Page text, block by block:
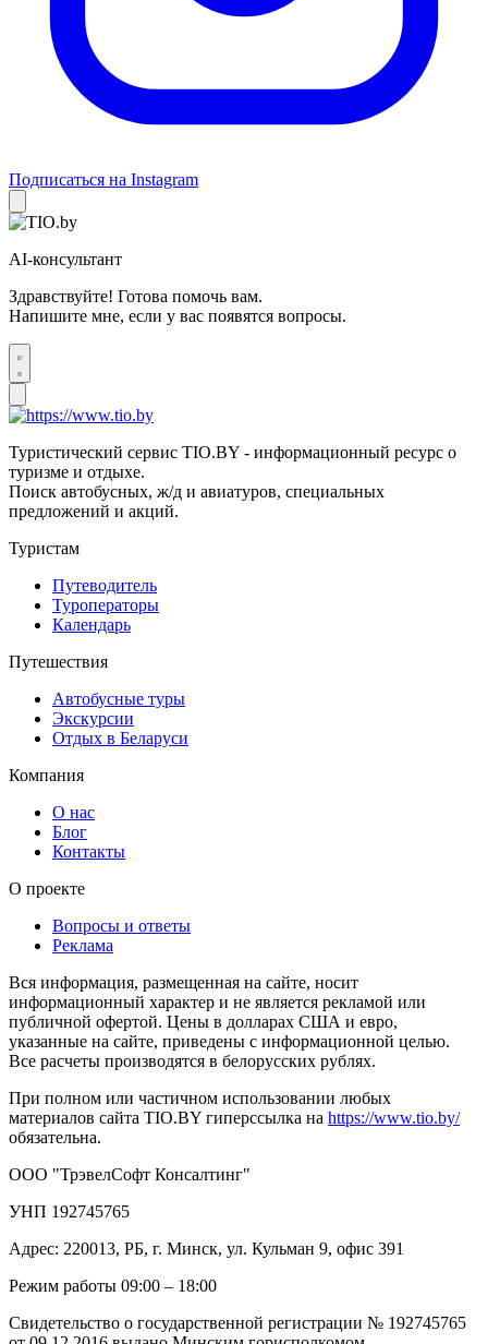
Подписаться на Instagram
AI-консультант
Здравствуйте! Готова помочь вам.
Напишите мне, если у вас появятся вопросы.
Туристический сервис TIO.BY - информационный ресурс о
туризме и отдыхе.
Поиск автобусных, ж/д и авиатуров, специальных
предложений и акций.
Туристам
Путеводитель
Туроператоры
Календарь
Путешествия
Автобусные туры
Экскурсии
Отдых в Беларуси
Компания
О нас
Блог
Контакты
О проекте
Вопросы и ответы
Реклама
Вся информация, размещенная на сайте, носит
информационный характер и не является рекламой или
публичной офертой. Цены в долларах США и евро,
указанные на сайте, приведены с информационной целью.
Все расчеты производятся в белорусских рублях.
При полном или частичном использовании любых
материалов сайта TIO.BY гиперссылка на https://www.tio.by/
обязательна.
ООО "ТрэвелСофт Консалтинг"
УНП 192745765
Адрес: 220013, РБ, г. Минск, ул. Кульман 9, офис 391
Режим работы 09:00 – 18:00
Свидетельство о государственной регистрации № 192745765